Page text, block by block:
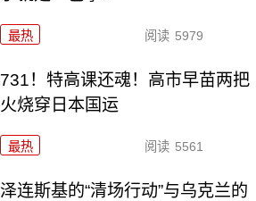
最热 阅读 5979
731！特高课还魂！高市早苗两把
火烧穿日本国运
最热 阅读 5561
泽连斯基的“清场行动”与乌克兰的